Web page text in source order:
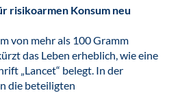
risikoarmen Konsum neu
von mehr als 100 Gramm
das Leben erheblich, wie eine
„Lancet“ belegt. In der
die beteiligten